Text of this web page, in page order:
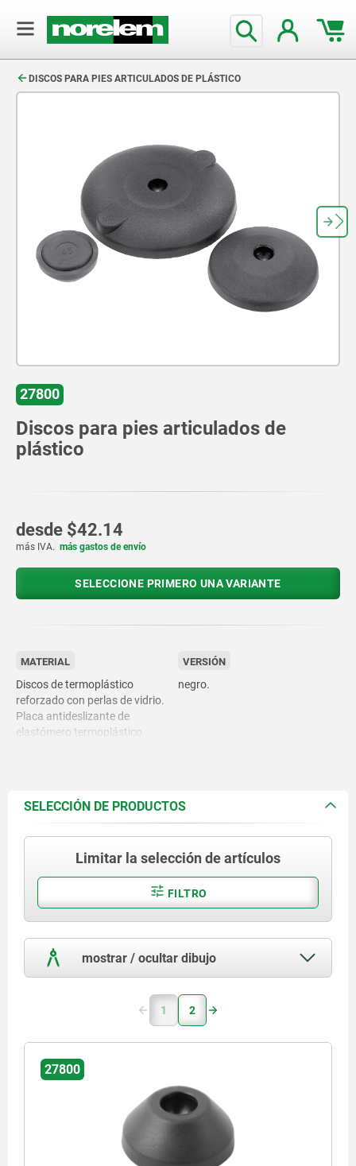
DISCOS PARA PIES ARTICULADOS DE PLÁSTICO
27800
Discos para pies articulados de
plástico
desde $42.14
más IVA. más gastos de envío
SELECCIONE PRIMERO UNA VARIANTE
MATERIAL
Discos de termoplástico
reforzado con perlas de vidrio.
Placa antideslizante de
elastómero termoplástico.
VERSIÓN
negro.
SELECCIÓN DE PRODUCTOS
Limitar la selección de artículos
FILTRO
mostrar / ocultar dibujo
1 2
27800